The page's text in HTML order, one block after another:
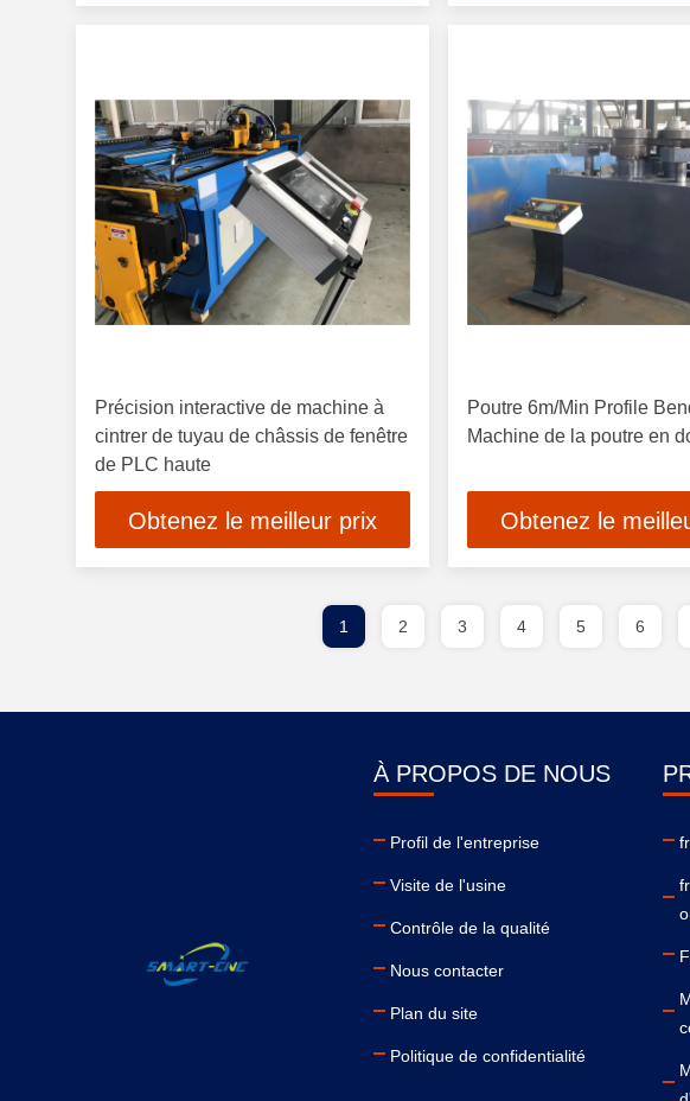
Précision interactive de machine à
cintrer de tuyau de châssis de fenêtre
de PLC haute
Obtenez le meilleur prix
Poutre 6m/Min Profile
Machine de la poutre en
Obtenez le
1 2 3 4 5 6
À PROPOS DE NOUS
Profil de l'entreprise
Visite de l'usine
Contrôle de la qualité
Nous contacter
Plan du site
Politique de confidentialité